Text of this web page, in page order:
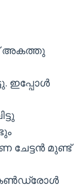
അകത്തു
ഇപ്പോൾ
ചേട്ടൻ മുണ്ട്
കൺഡ്രോൾ